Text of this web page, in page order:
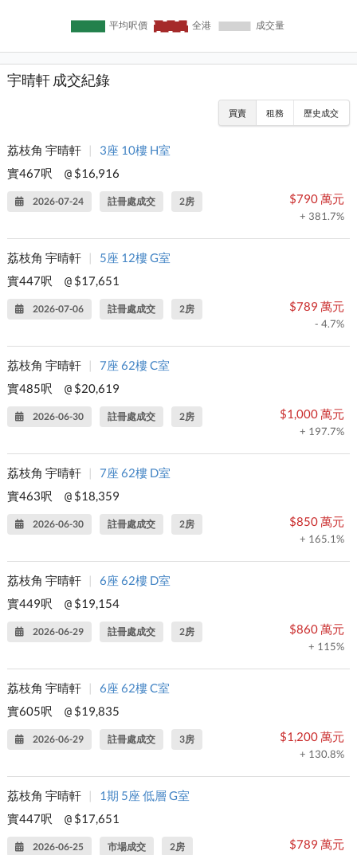
宇晴軒 成交紀錄
買賣 租務 歷史成交
荔枝角 宇晴軒 |
3座 10樓 H室
實467呎
@ $16,916
2026-07-24 註冊處成交 2房 $790 萬元
+ 381.7%
荔枝角 宇晴軒 |
5座 12樓 G室
實447呎
@ $17,651
2026-07-06 註冊處成交 2房 $789 萬元
- 4.7%
荔枝角 宇晴軒 |
7座 62樓 C室
實485呎
@ $20,619
2026-06-30 註冊處成交 2房 $1,000 萬元
+ 197.7%
荔枝角 宇晴軒 |
7座 62樓 D室
實463呎
@ $18,359
2026-06-30 註冊處成交 2房 $850 萬元
+ 165.1%
荔枝角 宇晴軒 |
6座 62樓 D室
實449呎
@ $19,154
2026-06-29 註冊處成交 2房 $860 萬元
+ 115%
荔枝角 宇晴軒 |
6座 62樓 C室
實605呎
@ $19,835
2026-06-29 註冊處成交 3房 $1,200 萬元
+ 130.8%
荔枝角 宇晴軒 |
1期 5座 低層 G室
實447呎
@ $17,651
2026-06-25 市場成交 2房 $789 萬元